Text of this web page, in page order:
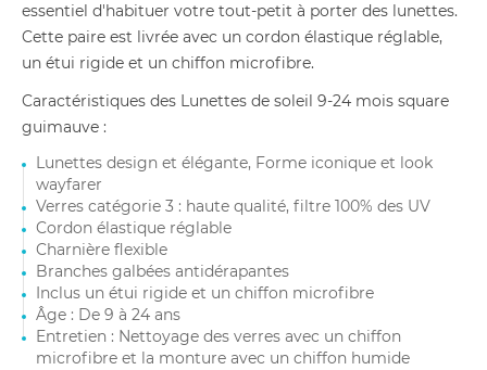
essentiel d'habituer votre tout-petit à porter des lunettes.
Cette paire est livrée avec un cordon élastique réglable,
un étui rigide et un chiffon microfibre.
Caractéristiques des Lunettes de soleil 9-24 mois square
guimauve :
Lunettes design et élégante, Forme iconique et look
wayfarer
Verres catégorie 3 : haute qualité, filtre 100% des UV
Cordon élastique réglable
Charnière flexible
Branches galbées antidérapantes
Inclus un étui rigide et un chiffon microfibre
Âge : De 9 à 24 ans
Entretien : Nettoyage des verres avec un chiffon
microfibre et la monture avec un chiffon humide